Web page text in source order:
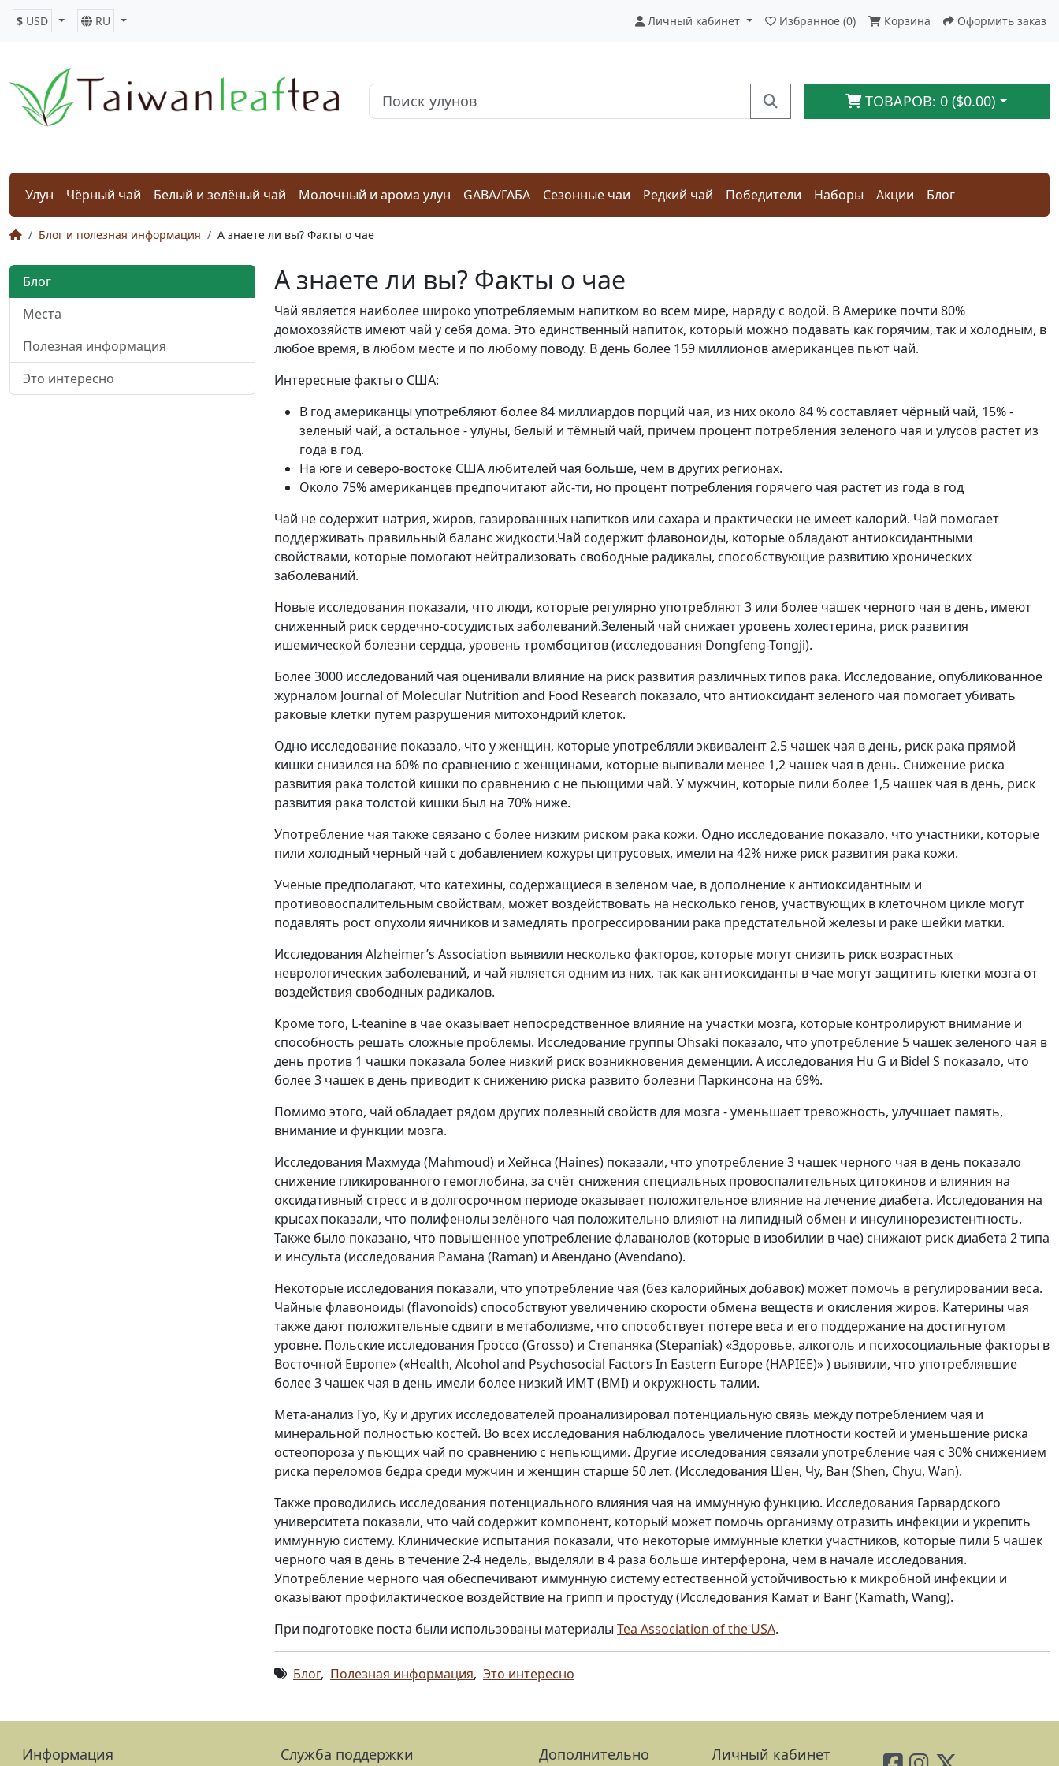
$ USD RU Личный кабинет Избранное (0) Корзина Оформить заказ
ТОВАРОВ: 0 ($0.00)
Улун Чёрный чай Белый и зелёный чай Молочный и арома улун GABA/ГАБА Сезонные чаи Редкий чай Победители Наборы Акции Блог
Блог и полезная информация А знаете ли вы? Факты о чае
Блог
Места
Полезная информация
Это интересно
А знаете ли вы? Факты о чае
Чай является наиболее широко употребляемым напитком во всем мире, наряду с водой. В Америке почти 80%
домохозяйств имеют чай у себя дома. Это единственный напиток, который можно подавать как горячим, так и холодным, в
любое время, в любом месте и по любому поводу. В день более 159 миллионов американцев пьют чай.
Интересные факты о США:
В год американцы употребляют более 84 миллиардов порций чая, из них около 84 % составляет чёрный чай, 15% -
зеленый чай, а остальное - улуны, белый и тёмный чай, причем процент потребления зеленого чая и улусов растет из
года в год.
На юге и северо-востоке США любителей чая больше, чем в других регионах.
Около 75% американцев предпочитают айс-ти, но процент потребления горячего чая растет из года в год
Чай не содержит натрия, жиров, газированных напитков или сахара и практически не имеет калорий. Чай помогает
поддерживать правильный баланс жидкости.Чай содержит флавоноиды, которые обладают антиоксидантными
свойствами, которые помогают нейтрализовать свободные радикалы, способствующие развитию хронических
заболеваний.
Новые исследования показали, что люди, которые регулярно употребляют 3 или более чашек черного чая в день, имеют
сниженный риск сердечно-сосудистых заболеваний.Зеленый чай снижает уровень холестерина, риск развития
ишемической болезни сердца, уровень тромбоцитов (исследования Dongfeng-Tongji).
Более 3000 исследований чая оценивали влияние на риск развития различных типов рака. Исследование, опубликованное
журналом Journal of Molecular Nutrition and Food Research показало, что антиоксидант зеленого чая помогает убивать
раковые клетки путём разрушения митохондрий клеток.
Одно исследование показало, что у женщин, которые употребляли эквивалент 2,5 чашек чая в день, риск рака прямой
кишки снизился на 60% по сравнению с женщинами, которые выпивали менее 1,2 чашек чая в день. Снижение риска
развития рака толстой кишки по сравнению с не пьющими чай. У мужчин, которые пили более 1,5 чашек чая в день, риск
развития рака толстой кишки был на 70% ниже.
Употребление чая также связано с более низким риском рака кожи. Одно исследование показало, что участники, которые
пили холодный черный чай с добавлением кожуры цитрусовых, имели на 42% ниже риск развития рака кожи.
Ученые предполагают, что катехины, содержащиеся в зеленом чае, в дополнение к антиоксидантным и
противовоспалительным свойствам, может воздействовать на несколько генов, участвующих в клеточном цикле могут
подавлять рост опухоли яичников и замедлять прогрессировании рака предстательной железы и раке шейки матки.
Исследования Alzheimer’s Association выявили несколько факторов, которые могут снизить риск возрастных
неврологических заболеваний, и чай является одним из них, так как антиоксиданты в чае могут защитить клетки мозга от
воздействия свободных радикалов.
Кроме того, L-teanine в чае оказывает непосредственное влияние на участки мозга, которые контролируют внимание и
способность решать сложные проблемы. Исследование группы Ohsaki показало, что употребление 5 чашек зеленого чая в
день против 1 чашки показала более низкий риск возникновения деменции. А исследования Hu G и Bidel S показало, что
более 3 чашек в день приводит к снижению риска развито болезни Паркинсона на 69%.
Помимо этого, чай обладает рядом других полезный свойств для мозга - уменьшает тревожность, улучшает память,
внимание и функции мозга.
Исследования Махмуда (Mahmoud) и Хейнса (Haines) показали, что употребление 3 чашек черного чая в день показало
снижение гликированного гемоглобина, за счёт снижения специальных провоспалительных цитокинов и влияния на
оксидативный стресс и в долгосрочном периоде оказывает положительное влияние на лечение диабета. Исследования на
крысах показали, что полифенолы зелёного чая положительно влияют на липидный обмен и инсулинорезистентность.
Также было показано, что повышенное употребление флаванолов (которые в изобилии в чае) снижают риск диабета 2 типа
и инсульта (исследования Рамана (Raman) и Авендано (Avendano).
Некоторые исследования показали, что употребление чая (без калорийных добавок) может помочь в регулировании веса.
Чайные флавоноиды (flavonoids) способствуют увеличению скорости обмена веществ и окисления жиров. Катерины чая
также дают положительные сдвиги в метаболизме, что способствует потере веса и его поддержание на достигнутом
уровне. Польские исследования Гроссо (Grosso) и Степаняка (Stepaniak) «Здоровье, алкоголь и психосоциальные факторы в
Восточной Европе» («Health, Alcohol and Psychosocial Factors In Eastern Europe (HAPIEE)» ) выявили, что употреблявшие
более 3 чашек чая в день имели более низкий ИМТ (BMI) и окружность талии.
Мета-анализ Гуо, Ку и других исследователей проанализировал потенциальную связь между потреблением чая и
минеральной полностью костей. Во всех исследования наблюдалось увеличение плотности костей и уменьшение риска
остеопороза у пьющих чай по сравнению с непьющими. Другие исследования связали употребление чая с 30% снижением
риска переломов бедра среди мужчин и женщин старше 50 лет. (Исследования Шен, Чу, Ван (Shen, Chyu, Wan).
Также проводились исследования потенциального влияния чая на иммунную функцию. Исследования Гарвардского
университета показали, что чай содержит компонент, который может помочь организму отразить инфекции и укрепить
иммунную систему. Клинические испытания показали, что некоторые иммунные клетки участников, которые пили 5 чашек
черного чая в день в течение 2-4 недель, выделяли в 4 раза больше интерферона, чем в начале исследования.
Употребление черного чая обеспечивают иммунную систему естественной устойчивостью к микробной инфекции и
оказывают профилактическое воздействие на грипп и простуду (Исследования Камат и Ванг (Kamath, Wang).
При подготовке поста были использованы материалы Tea Association of the USA.
Блог, Полезная информация, Это интересно
Информация Служба поддержки Дополнительно Личный кабинет